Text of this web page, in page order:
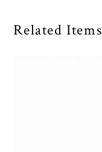
Related Items